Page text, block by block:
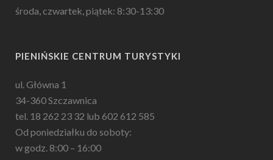
środa, czwartek, piątek: 8:30-13:30
PIENIŃSKIE CENTRUM TURYSTYKI
ul. Główna 1
34-360 Szczawnica
tel. 18 262 23 32 lub 602 612 585
Od poniedziałku do soboty:
w godz. 8:00 – 16:00